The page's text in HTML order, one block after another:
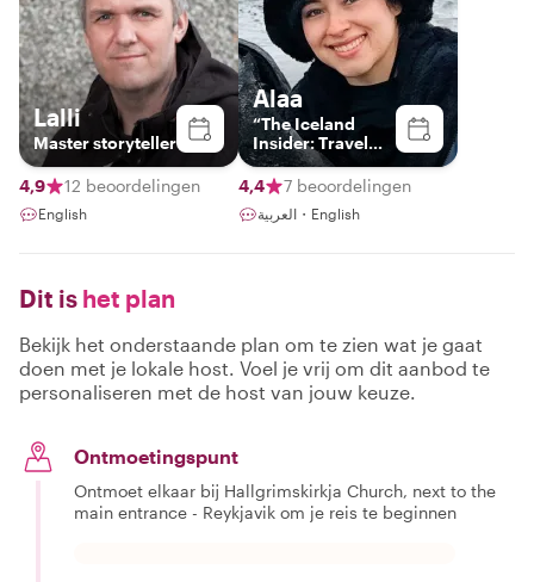
Lalli
Master storyteller
4,9 12 beoordelingen
English
Alaa
“The Iceland
Insider: Travel
Beyond
Ordinary"
4,4 7 beoordelingen
العربية・English
Dit is het plan
Bekijk het onderstaande plan om te zien wat je gaat
doen met je lokale host. Voel je vrij om dit aanbod te
personaliseren met de host van jouw keuze.
Ontmoetingspunt
Ontmoet elkaar bij Hallgrimskirkja Church, next to the
main entrance - Reykjavik om je reis te beginnen